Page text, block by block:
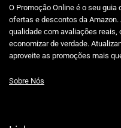
O Promoção Online é o seu
ofertas e descontos da
qualidade com avaliações
economizar de verdade.
aproveite as promoções mais
Sobre Nós